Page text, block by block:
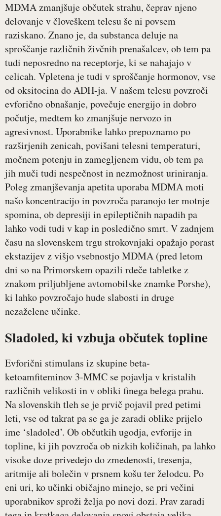
MDMA zmanjšuje občutek strahu, čeprav njeno
delovanje v človeškem telesu še ni povsem
raziskano. Znano je, da substanca deluje na
sproščanje različnih živčnih prenašalcev, ob tem pa
tudi neposredno na receptorje, ki se nahajajo v
celicah. Vpletena je tudi v sproščanje hormonov, vse
od oksitocina do ADH-ja. V našem telesu povzroči
evforično obnašanje, povečuje energijo in dobro
počutje, medtem ko zmanjšuje nervozo in
agresivnost. Uporabnike lahko prepoznamo po
razširjenih zenicah, povišani telesni temperaturi,
močnem potenju in zamegljenem vidu, ob tem pa
jih muči tudi nespečnost in nezmožnost uriniranja.
Poleg zmanjševanja apetita uporaba MDMA moti
našo koncentracijo in povzroča paranojo ter motnje
spomina, ob depresiji in epileptičnih napadih pa
lahko vodi tudi v kap in posledično smrt. V zadnjem
času na slovenskem trgu strokovnjaki opažajo porast
ekstazijev z višjo vsebnostjo MDMA (pred letom
dni so na Primorskem opazili rdeče tabletke z
znakom priljubljene avtomobilske znamke Porshe),
ki lahko povzročajo hude slabosti in druge
nezaželene učinke.
Sladoled, ki vzbuja občutek topline
Evforični stimulans iz skupine beta-
ketoamfiteminov 3-MMC se pojavlja v kristalih
različnih velikosti in v obliki finega belega prahu.
Na slovenskih tleh se je prvič pojavil pred petimi
leti, vse od takrat pa se ga je zaradi oblike prijelo
ime ‘sladoled’. Ob občutkih ugodja, evforije in
topline, ki jih povzroča ob nizkih količinah, pa lahko
visoke doze privedejo do zmedenosti, tresenja,
aritmije ali bolečin v prsnem košu ter želodcu. Po
eni uri, ko učinki običajno minejo, se pri večini
uporabnikov sproži želja po novi dozi. Prav zaradi